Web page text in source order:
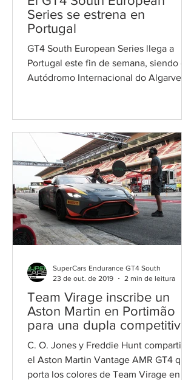
Series se estrena en
Portugal
GT4 South European Series llega a
Portugal este fin de semana, siendo el
Autódromo Internacional do Algarve el
Team Virage inscribe un
Aston Martin en Portimão
para una dupla competitiva
C. O. Jones y Freddie Hunt compartirán
el Aston Martin Vantage AMR GT4 que
porta los colores de Team Virage en el
SuperCars Endurance GT4 South
23 de out. de 2019
2 min de leitura